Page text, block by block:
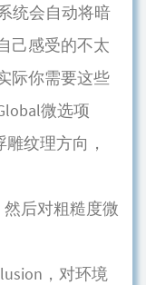
统会自动将暗
己感受的不太
际你需要这些
微选项
纹理方向，
后对粗糙度微
，对环境